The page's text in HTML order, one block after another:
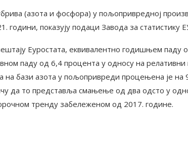
(азота и фосфора) у пољопривредној
години, показују подаци Завода за статистику
Еуростата, еквивалентно годишњем паду
паду од 6,4 процента у односу на релативни
бази азота у пољопривреди процењена је на
да то представља смањење од два одсто у
тренду забележеном од 2017. године.